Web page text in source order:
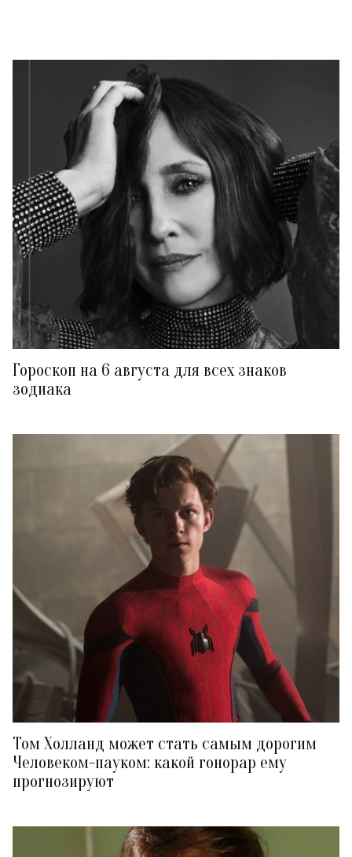
Гороскоп на 6 августа для всех знаков
зодиака
Том Холланд может стать самым дорогим
Человеком-пауком: какой гонорар ему
прогнозируют